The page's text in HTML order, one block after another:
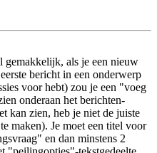
gemakkelijk, als je een nieuw
bericht in een onderwerp
voor hebt) zou je een "voeg
onderaan het berichten-
kan zien, heb je niet de juiste
maken). Je moet een titel voor
en dan minstens 2